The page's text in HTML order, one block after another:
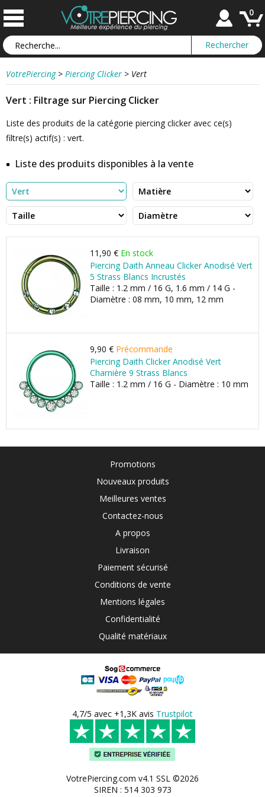
0
VotrePiercing > Piercing Clicker > Vert
Vert : Filtrage sur Piercing Clicker
Liste des produits de la catégorie piercing clicker avec ce(s)
filtre(s) actif(s) : vert.
Liste des produits disponibles à la vente
11,90 € En stock
Piercing Daith Anneau Clicker Anodisé Vert
5 Strass Blancs Incrustés
Taille : 1.2 mm / 16 G, 1.6 mm / 14 G -
Diamètre : 08 mm, 10 mm, 12 mm
9,90 € Précommande
Piercing Daith Clicker Anodisé Vert
Charnière 9 Strass Blancs
Taille : 1.2 mm / 16 G - Diamètre : 10 mm
Promotions
Nouveaux produits
Meilleures ventes
Contactez-nous
A propos
Livraison
Paiement sécurisé
Conditions de vente
Mentions légales
Confidentialité
Qualité matériaux
4,7/5 avec +1,3K avis Trustpilot
VotrePiercing.com v4.1 SSL ©2026
SIREN : 514 303 973